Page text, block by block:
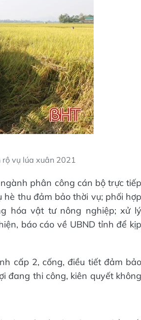
vụ lúa xuân 2021
phân công cán bộ trực tiếp
thu đảm bảo thời vụ; phối hợp
hóa vật tư nông nghiệp; xử lý
báo cáo về UBND tỉnh để kịp
cấp 2, cống, điều tiết đảm bảo
đang thi công, kiên quyết không